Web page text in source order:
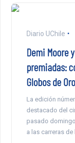
Diario UChile
Demi Moore
premiadas:
Globos de
La edición
destacado del
pasado
a las carreras